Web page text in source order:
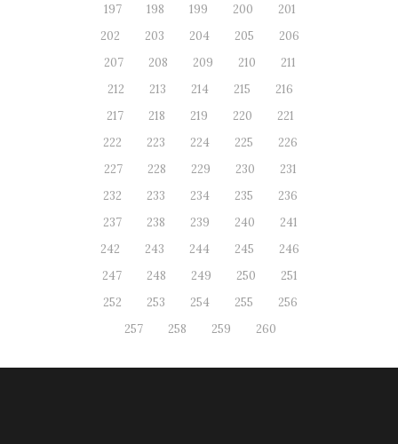
197
198 199 200
201
202
203 204 205
206
207
208 209 210
211
212
213 214 215
216
217
218 219 220
221
222
223 224 225
226
227
228 229 230
231
232
233 234 235
236
237
238 239 240
241
242
243 244 245
246
247
248 249 250
251
252
253 254 255
256
257
258 259 260